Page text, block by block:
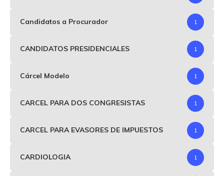
Candidatos a Procurador 1
CANDIDATOS PRESIDENCIALES 1
Cárcel Modelo 1
CARCEL PARA DOS CONGRESISTAS 1
CARCEL PARA EVASORES DE IMPUESTOS 1
CARDIOLOGIA 1